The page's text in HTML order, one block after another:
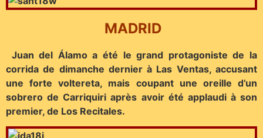
MADRID
Juan del Álamo a été le grand protagoniste de la
corrida de dimanche dernier à Las Ventas, accusant
une forte voltereta, mais coupant une oreille d’un
sobrero de Carriquiri après avoir été applaudi à son
premier, de Los Recitales.